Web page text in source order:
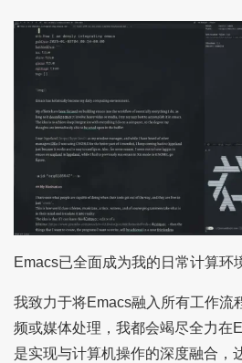
Emacs已全面成为我的日常计算环
我致力于将Emacs融入所有工作
频或媒体处理，我都会竭尽全力在
是实现与计算机操作的深度融合，